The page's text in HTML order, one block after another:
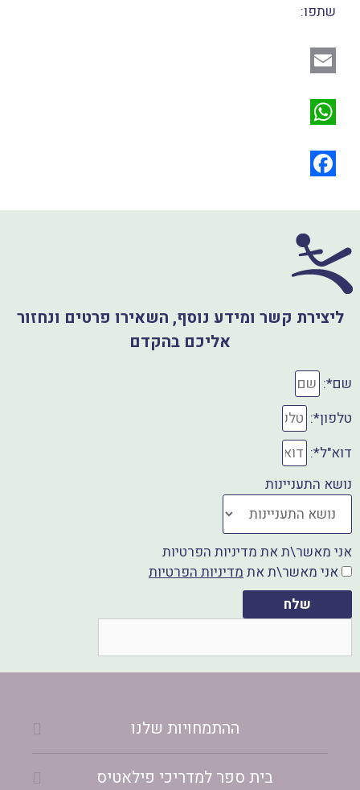
שתפו:
m
h
t
A
p
a
e
o
ליצירת קשר ומידע נוסף, השאירו פרטים ונחזור
אליכם בהקדם
שם*:
טלפון*:
דוא"ל*:
נושא התעניינות
אני מאשר\ת את מדיניות הפרטיות
אני מאשר\ת את מדיניות הפרטיות
שלח
ההתמחויות שלנו
בית ספר למדריכי פילאטיס